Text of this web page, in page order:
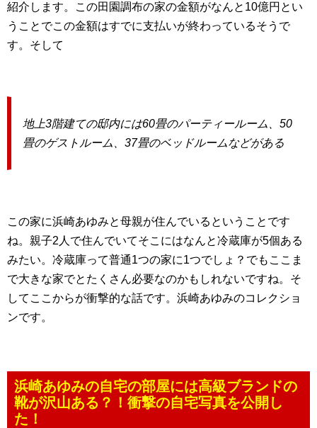
紹介します。この田園調布の家の金額がなんと10億円とい
うことでこの金額はすでに支払いが終わっているそうで
す。そして
地上3階建ての邸内には60畳のパーティールーム、50
畳のゲストルーム、37畳のベッドルームなどがある
この家に浜崎あゆみと母親が住んでいるということです
ね。親子2人で住んでいてそこにはなんと冷蔵庫が5個ある
みたい。冷蔵庫って普通1つの家に1つでしょ？でもここま
で大きな家でとたくさん必要なのかもしれないですね。そ
してここからが衝撃的な話です。浜崎あゆみのコレクショ
ンです。
浜崎あゆみの自宅の部屋には高級ブランドの
靴が沢山ある？！衝撃の自宅写真を公開し
た！